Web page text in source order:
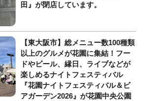
田』が閉店しています。
【東大阪市】総メニュー数100種類
以上のグルメが花園に集結！フー
ドやビール、縁日、ライブなどが
楽しめるナイトフェスティバル
『花園ナイトフェスティバル＆ビ
アガーデン2026』が花園中央公園